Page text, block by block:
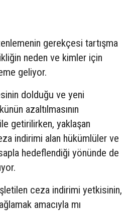
gerekçesi tartışma
neden ve kimler için
geliyor.
dolduğu ve yeni
azaltılmasının
getirilirken, yaklaşan
indirimi alan hükümlüler ve
hedeflendiği yönünde de
ceza indirimi yetkisinin,
amacıyla mı